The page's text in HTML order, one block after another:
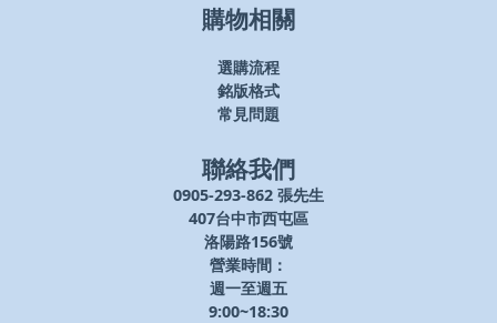
購物相關
選購流程
銘版格式
常見問題
聯絡我們
0905-293-862 張先生
407台中市西屯區
洛陽路156號
營業時間：
週一至週五
9:00~18:30